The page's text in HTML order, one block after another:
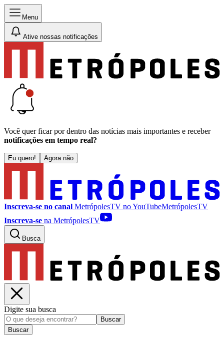
Menu
Ative nossas notificações
Você quer ficar por dentro das notícias mais importantes e receber
notificações em tempo real?
Eu quero! Agora não
Inscreva-se no canal MetrópolesTV noYouTubeMetrópolesTV
Inscreva-se na MetrópolesTV
Busca
Digite sua busca
Buscar
Buscar